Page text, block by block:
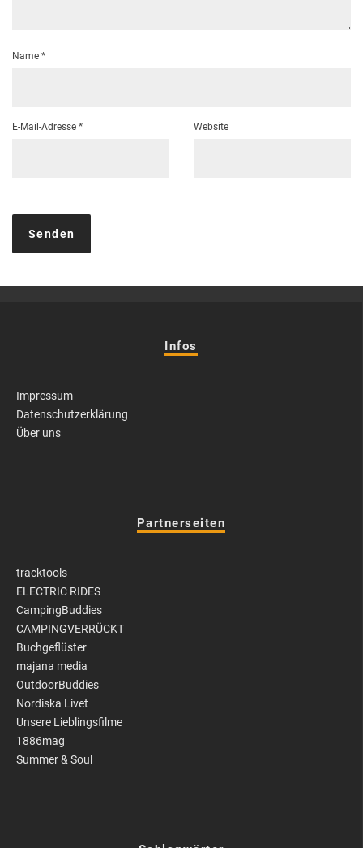
Name *
E-Mail-Adresse * Website
Infos
Impressum
Datenschutzerklärung
Über uns
Partnerseiten
tracktools
ELECTRIC RIDES
CampingBuddies
CAMPINGVERRÜCKT
Buchgeflüster
majana media
OutdoorBuddies
Nordiska Livet
Unsere Lieblingsfilme
1886mag
Summer & Soul